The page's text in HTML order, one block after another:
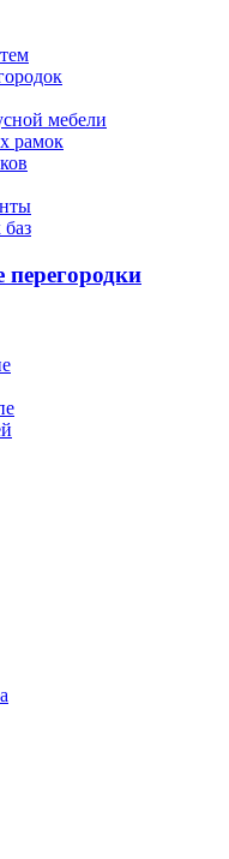
мебели
рамок